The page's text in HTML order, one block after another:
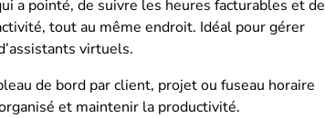
a pointé, de suivre les heures facturables et de
tout au même endroit. Idéal pour gérer
virtuels.
de bord par client, projet ou fuseau horaire
et maintenir la productivité.